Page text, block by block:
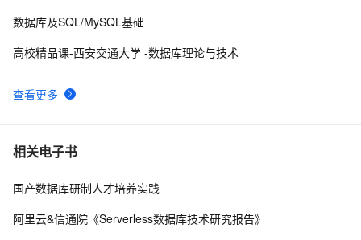
查看更多
数据库及SQL/MySQL基础
高校精品课-西安交通大学 -数据库理论与技术
相关电子书
国产数据库研制人才培养实践
阿里云&信通院《Serverless数据库技术研究报告》